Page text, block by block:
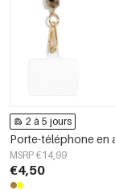
2 à 5 jours
MSRP €14,99
€4,50